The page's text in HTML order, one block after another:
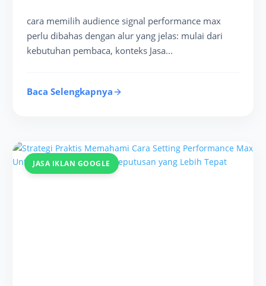
cara memilih audience signal performance max
perlu dibahas dengan alur yang jelas: mulai dari
kebutuhan pembaca, konteks Jasa...
Baca Selengkapnya
JASA IKLAN GOOGLE